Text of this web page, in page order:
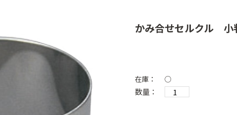
かみ合せセルクル
在庫： ○
数量：